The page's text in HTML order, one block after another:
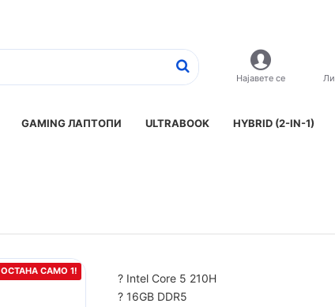
Најавете се
GAMING ЛАПТОПИ ULTRABOOK HYBRID (2-IN-1)
ОСТАНА САМО 1!
? Intel Core 5 210H
? 16GB DDR5